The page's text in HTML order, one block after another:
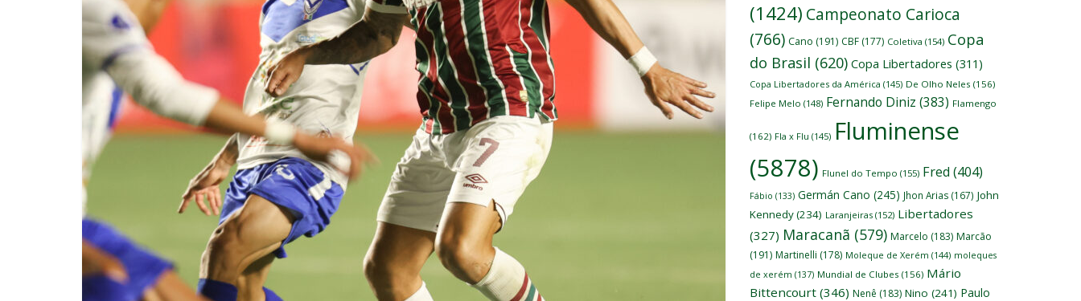
(1424) Campeonato Carioca
(766) Cano (191) CBF (177) Coletiva (154) Copa
do Brasil (620) Copa Libertadores (311)
Copa Libertadores da América (145) De Olho Neles (156)
Felipe Melo (148) Fernando Diniz (383) Flamengo
(162) Fla x Flu (145) Fluminense
(5878) Flunel do Tempo (155) Fred (404)
Fábio (133) Germán Cano (245) Jhon Arias (167) John
Kennedy(234) Laranjeiras (152) Libertadores
(327) Maracanã (579) Marcelo (183) Marcão
(191) Martinelli (178) Moleque de Xerém (144) moleques
de xerém (137) Mundial de Clubes (156) Mário
Bittencourt (346) Nenê (183) Nino (241) Paulo